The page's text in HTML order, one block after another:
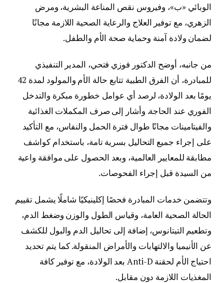
الوبائي «ب»، وفيروس نقص المناعة البشرية، ومرض
الزهري، مع توفير العلاج والرعاية الصحية اللازمة مجانًا
لضمان ولادة آمنة وحماية صحة الأم والطفل.
من جانبه، أوضح الدكتور فوزي فتحي، المدير التنفيذي
للمبادرة، أن الفرق الطبية تتابع حالة الأم والمولود لمدة 42
يومًا بعد الولادة، لرصد أي عوامل خطورة مبكرة والتدخل
الفوري عند الحاجة. وأشار إلى صرف المكملات الغذائية
والفيتامينات مجانًا طوال فترة الحمل والنفاس، مع التأكيد
على إجراء جميع التحاليل بسرية تامة، باستخدام كواشف
مطابقة للمعايير العالمية، وبعد الحصول على موافقة واعية
من السيدة قبل إجراء الفحوصات.
وتتضمن خدمات المبادرة فحصًا إكلينيكيًا شاملًا يشمل تقييم
الحالة الصحية العامة، وقياس الطول والوزن وضغط الدم،
وتطعيم التيتانوس، إضافة إلى تحاليل الدم والبول للكشف
عن الأنيميا والالتهابات والأمراض المنقولة. كما يتم تحديد
احتياج الأم لحقنة Anti-D بعد الولادة، مع توفير كافة
المغذيات اللازمة دون مقابل.